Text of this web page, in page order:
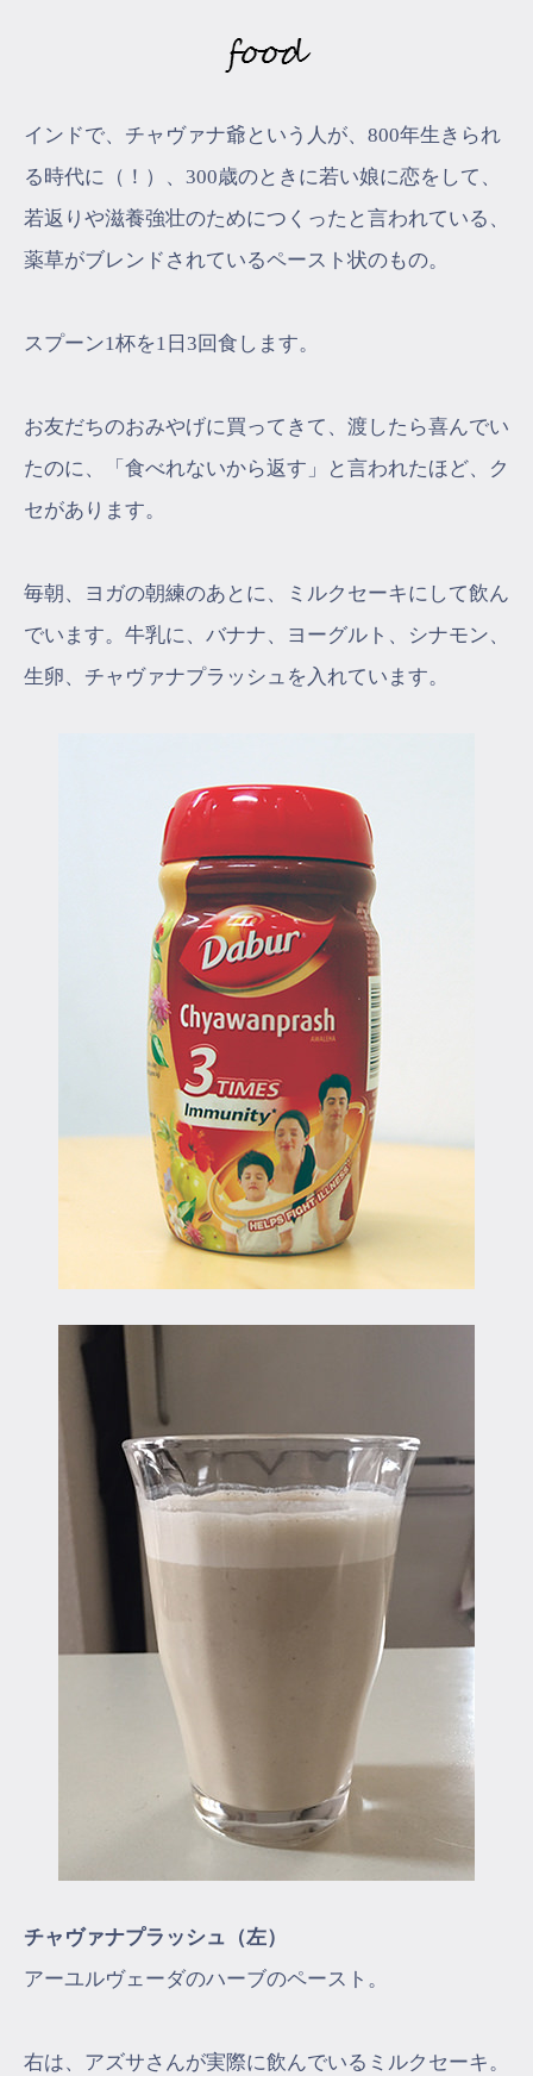
インドで、チャヴァナ爺という人が、800年生きられ
る時代に（！）、300歳のときに若い娘に恋をして、
若返りや滋養強壮のためにつくったと言われている、
薬草がブレンドされているペースト状のもの。
スプーン1杯を1日3回食します。
お友だちのおみやげに買ってきて、渡したら喜んでい
たのに、「食べれないから返す」と言われたほど、ク
セがあります。
毎朝、ヨガの朝練のあとに、ミルクセーキにして飲ん
でいます。牛乳に、バナナ、ヨーグルト、シナモン、
生卵、チャヴァナプラッシュを入れています。
チャヴァナプラッシュ（左）
アーユルヴェーダのハーブのペースト。
右は、アズサさんが実際に飲んでいるミルクセーキ。